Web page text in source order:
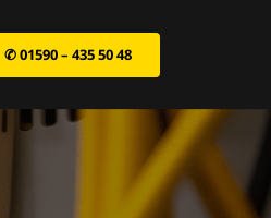
✆ 01590 – 435 50 48